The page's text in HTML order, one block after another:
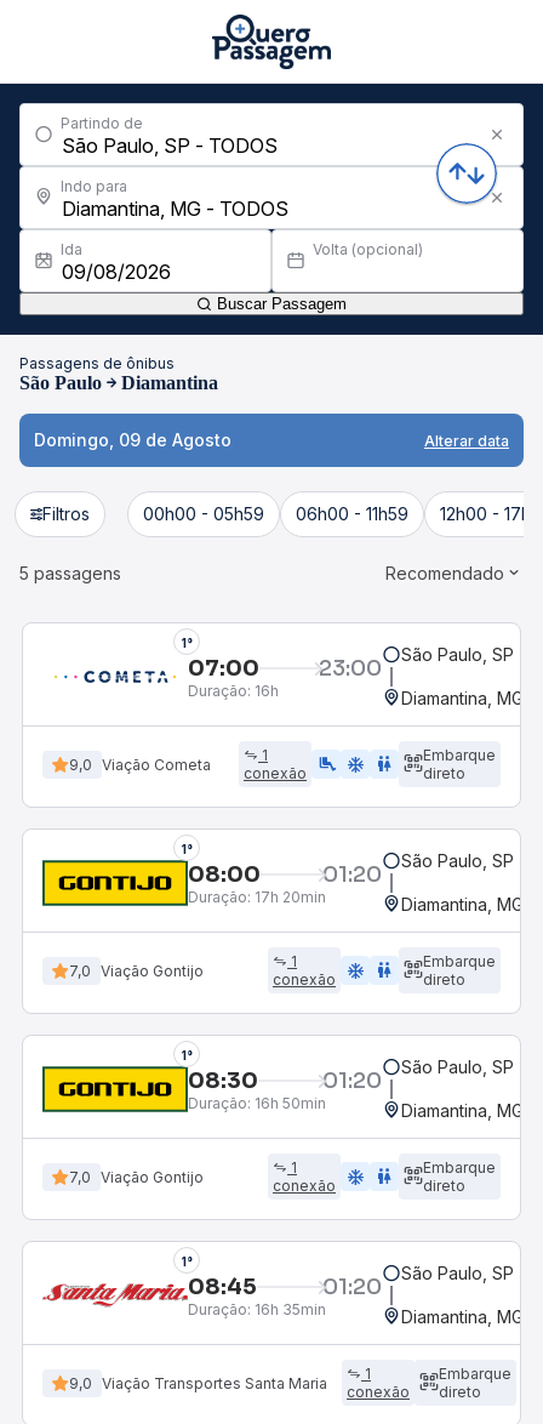
Partindo de
Indo para
Ida Volta (opcional)
Buscar Passagem
Passagens de ônibus
São Paulo Diamantina
Domingo, 09 de Agosto Alterar data
Filtros 00h00 - 05h59 06h00 - 11h59 12h00 -
5 passagens Recomendado
1°
07:00 23:00
Duração: 16h
São Paulo, SP -
Diamantina, MG
9,0 Viação Cometa
1
conexão
airline_seat_legroom_extra ac_unit wc
Embarque
direto
1°
08:00 01:20
Duração: 17h 20min
São Paulo, SP -
Diamantina, MG
7,0 Viação Gontijo
1
conexão
ac_unit wc
Embarque
direto
1°
08:30 01:20
Duração: 16h 50min
São Paulo, SP -
Diamantina, MG
7,0 Viação Gontijo
1
conexão
ac_unit wc
Embarque
direto
1°
08:45 01:20
Duração: 16h 35min
São Paulo, SP -
Diamantina, MG
9,0 Viação Transportes Santa Maria
1
conexão
Embarque
direto